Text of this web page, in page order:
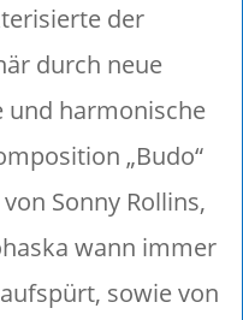
der
durch neue
und harmonische
„Budo“
Sonny Rollins,
wann immer
sowie von